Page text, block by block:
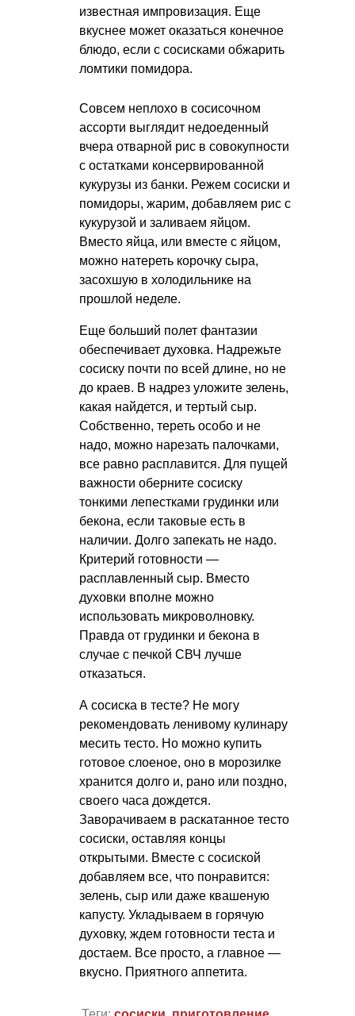
известная импровизация. Еще
вкуснее может оказаться конечное
блюдо, если с сосисками обжарить
ломтики помидора.
Совсем неплохо в сосисочном
ассорти выглядит недоеденный
вчера отварной рис в совокупности
с остатками консервированной
кукурузы из банки. Режем сосиски и
помидоры, жарим, добавляем рис с
кукурузой и заливаем яйцом.
Вместо яйца, или вместе с яйцом,
можно натереть корочку сыра,
засохшую в холодильнике на
прошлой неделе.
Еще больший полет фантазии
обеспечивает духовка. Надрежьте
сосиску почти по всей длине, но не
до краев. В надрез уложите зелень,
какая найдется, и тертый сыр.
Собственно, тереть особо и не
надо, можно нарезать палочками,
все равно расплавится. Для пущей
важности оберните сосиску
тонкими лепестками грудинки или
бекона, если таковые есть в
наличии. Долго запекать не надо.
Критерий готовности —
расплавленный сыр. Вместо
духовки вполне можно
использовать микроволновку.
Правда от грудинки и бекона в
случае с печкой СВЧ лучше
отказаться.
А сосиска в тесте? Не могу
рекомендовать ленивому кулинару
месить тесто. Но можно купить
готовое слоеное, оно в морозилке
хранится долго и, рано или поздно,
своего часа дождется.
Заворачиваем в раскатанное тесто
сосиски, оставляя концы
открытыми. Вместе с сосиской
добавляем все, что понравится:
зелень, сыр или даже квашеную
капусту. Укладываем в горячую
духовку, ждем готовности теста и
достаем. Все просто, а главное —
вкусно. Приятного аппетита.